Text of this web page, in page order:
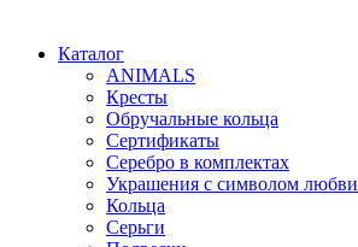
Каталог
ANIMALS
Кресты
Обручальные кольца
Сертификаты
Серебро в комплектах
Украшения с символом любви
Кольца
Серьги